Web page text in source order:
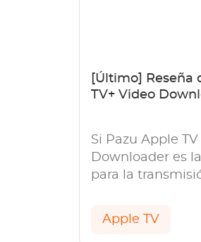
[Último] Reseña
TV+ Video
Si Pazu Apple
Downloader es
para la
limitaciones y la
Apple TV